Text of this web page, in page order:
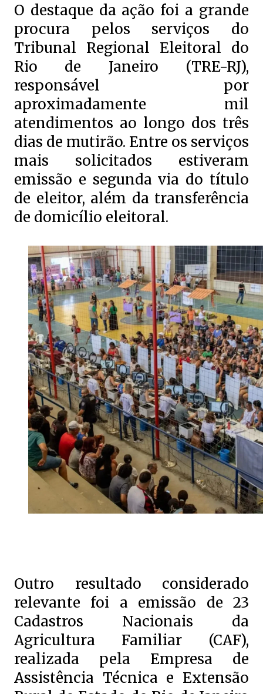
O destaque da ação foi a grande
procura pelos serviços do
Tribunal Regional Eleitoral do
Rio de Janeiro (TRE-RJ),
responsável por
aproximadamente mil
atendimentos ao longo dos três
dias de mutirão. Entre os serviços
mais solicitados estiveram
emissão e segunda via do título
de eleitor, além da transferência
de domicílio eleitoral.
Outro resultado considerado
relevante foi a emissão de 23
Cadastros Nacionais da
Agricultura Familiar (CAF),
realizada pela Empresa de
Assistência Técnica e Extensão